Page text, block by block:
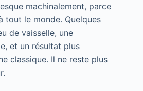
machinalement, parce
tout le monde. Quelques
de vaisselle, une
et un résultat plus
classique. Il ne reste plus